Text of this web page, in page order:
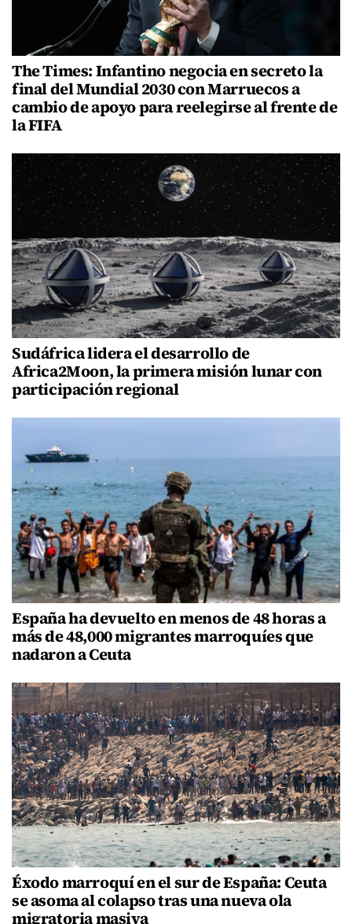
The Times: Infantino negocia en secreto la
final del Mundial 2030 con Marruecos a
cambio de apoyo para reelegirse al frente de
la FIFA
Sudáfrica lidera el desarrollo de
Africa2Moon, la primera misión lunar con
participación regional
España ha devuelto en menos de 48 horas a
más de 48,000 migrantes marroquíes que
nadaron a Ceuta
Éxodo marroquí en el sur de España: Ceuta
se asoma al colapso tras una nueva ola
migratoria masiva